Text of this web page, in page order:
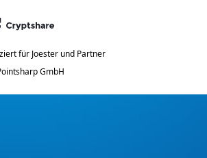
für Joester und Partner
GmbH